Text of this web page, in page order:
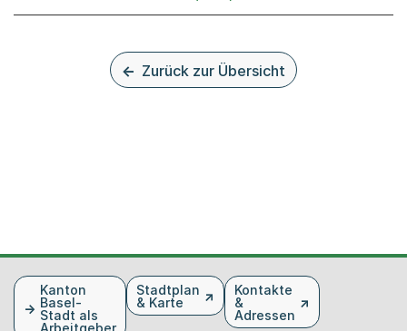
Zurück zur Übersicht
FusszeileKanton
Basel-
Stadt als
Arbeitgeber
Stadtplan
& Karte
Kontakte
&
Adressen